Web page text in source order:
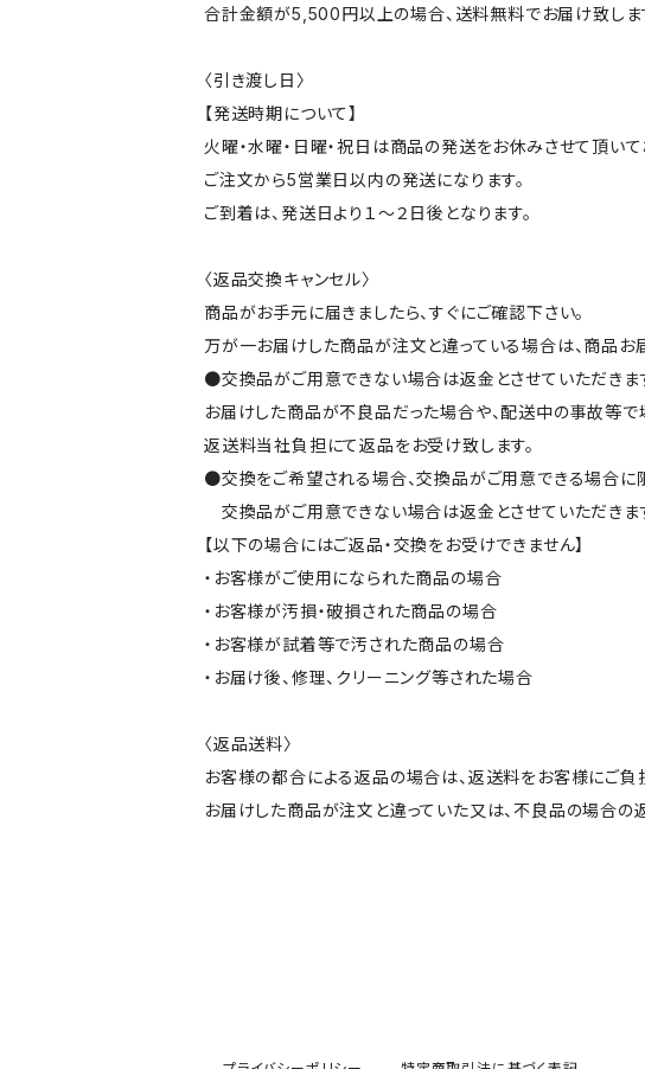
合計金額が5,500円以上の場合、送料無料でお届け致しま
〈引き渡し日〉
【発送時期について】
火曜・水曜・日曜・祝日は商品の発送をお休みさせて頂いて
ご注文から5営業日以内の発送になります。
ご到着は、発送日より１～２日後となります。
〈返品交換キャンセル〉
商品がお手元に届きましたら、すぐにご確認下さい。
万が一お届けした商品が注文と違っている場合は、商品お
●交換品がご用意できない場合は返金とさせていただきま
お届けした商品が不良品だった場合や、配送中の事故等
返送料当社負担にて返品をお受け致します。
●交換をご希望される場合、交換品がご用意できる場合に
交換品がご用意できない場合は返金とさせていただきま
【以下の場合にはご返品・交換をお受けできません】
・お客様がご使用になられた商品の場合
・お客様が汚損・破損された商品の場合
・お客様が試着等で汚された商品の場合
・お届け後、修理、クリーニング等された場合
〈返品送料〉
お客様の都合による返品の場合は、返送料をお客様にご負
お届けした商品が注文と違っていた又は、不良品の場合の